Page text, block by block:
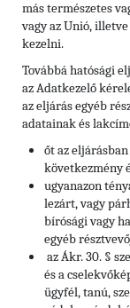
más természetes
vagy az Unió,
kezelni.
Továbbá hatósági
az Adatkezelő
az eljárás egyéb
adatainak és
őt az
következmény
ugyanazon
lezárt, vagy
bírósági vagy
egyéb
az Ákr. 30. §
és a
ügyfél, tanú,